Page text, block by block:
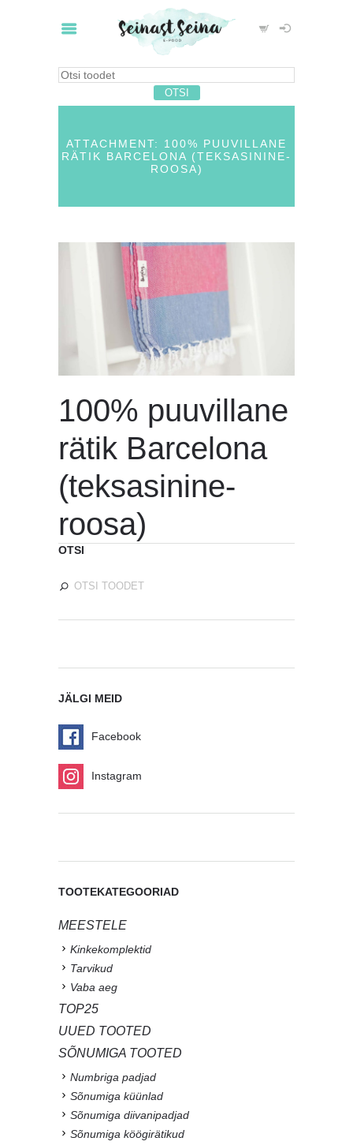
ATTACHMENT: 100% PUUVILLANE
RÄTIK BARCELONA (TEKSASININE-
ROOSA)
100% puuvillane
rätik Barcelona
(teksasinine-
roosa)
OTSI
JÄLGI MEID
Facebook
Instagram
TOOTEKATEGOORIAD
MEESTELE
Kinkekomplektid
Tarvikud
Vaba aeg
TOP25
UUED TOOTED
SÕNUMIGA TOOTED
Numbriga padjad
Sõnumiga küünlad
Sõnumiga diivanipadjad
Sõnumiga köögirätikud